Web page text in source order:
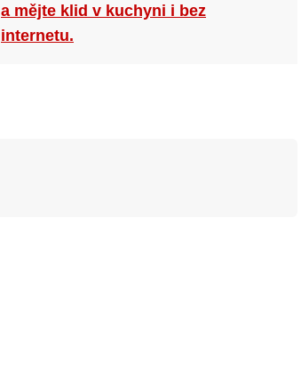
a mějte klid v kuchyni i bez
internetu.